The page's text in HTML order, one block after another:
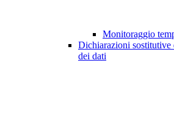
Monitoraggio
Dichiarazioni
dei dati